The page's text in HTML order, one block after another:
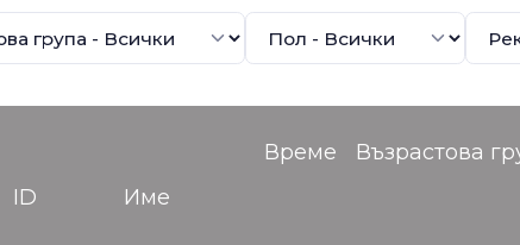
ID
Име
Време Възрастова